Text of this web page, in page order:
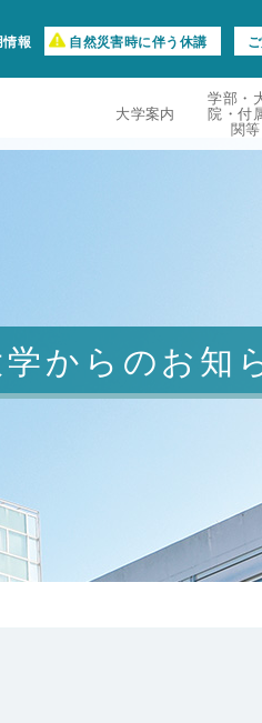
報 自然災害時に伴う休講
大学案内
学部・
院・付
関等
からのお知